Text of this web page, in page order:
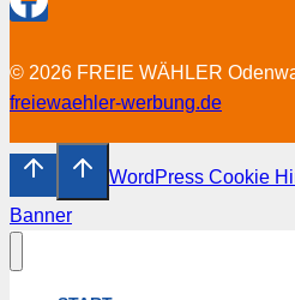
© 2026 FREIE WÄHLER
freiewaehler-werbung.de
WordPress Cookie
Banner